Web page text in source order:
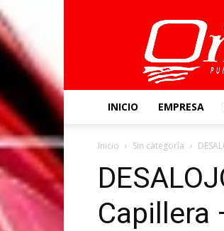
Canal
Once
INICIO EMPRESA
Inicio Sin categoría
Capillera